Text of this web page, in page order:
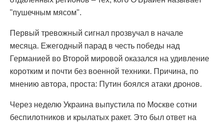
"пушечным мясом".
Первый тревожный сигнал прозвучал в начале
месяца. Ежегодный парад в честь победы над
Германией во Второй мировой оказался на удивление
коротким и почти без военной техники. Причина, по
мнению автора, проста: Путин боялся атаки дронов.
Через неделю Украина выпустила по Москве сотни
беспилотников и крылатых ракет. Это был ответ на